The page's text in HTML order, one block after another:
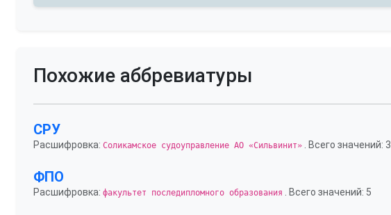
Похожие аббревиатуры
СРУ
Расшифровка: Соликамское судоуправление АО «Сильвинит» . Всего значений: 3
ФПО
Расшифровка: факультет последипломного образования . Всего значений: 5